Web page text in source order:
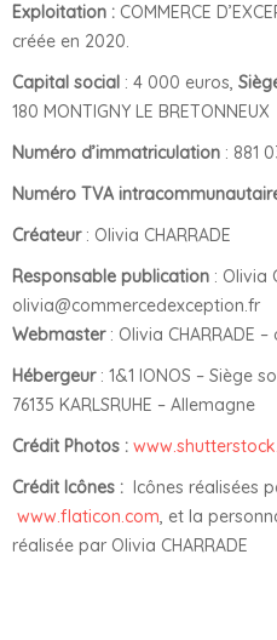
Exploitation : COMMERCE
créée en 2020.
Capital social : 4 000 euros,
180 MONTIGNY LE BRETONNEUX
Numéro d’immatriculation : 881
Numéro TVA
Créateur: Olivia CHARRADE
Responsable publication : Olivia
olivia@commercedexception.fr
Webmaster: Olivia CHARRADE
Hébergeur: 1&1 IONOS – Siège
76135 KARLSRUHE – Allemagne
Crédit Photos :
Crédit Icônes : Icônes réalisées
www.flaticon.com, et la
réalisée par Olivia CHARRADE